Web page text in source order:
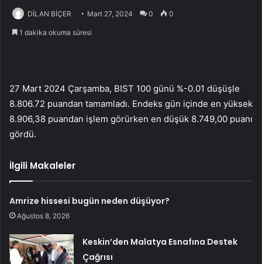
DİLAN BİÇER Mart 27, 2024 0 0
1 dakika okuma süresi
27 Mart 2024 Çarşamba, BIST 100 günü %-0.01 düşüşle
8.806.72 puandan tamamladı. Endeks gün içinde en yüksek
8.906,38 puandan işlem görürken en düşük 8.749,00 puanı
gördü.
İlgili Makaleler
Amrize hissesi bugün neden düşüyor?
Ağustos 8, 2026
Keskin’den Malatya Esnafına Destek
Çağrısı